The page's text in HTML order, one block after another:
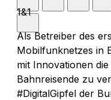
1&1
Als Betreiber des
Mobilfunknetzes in
mit Innovationen
Bahnreisende zu
#DigitalGipfel der